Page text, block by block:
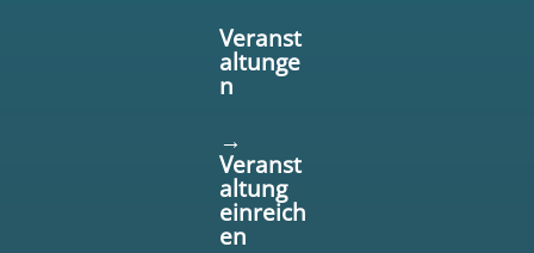
Veranst
altunge
n
→
Veranst
altung
einreich
en